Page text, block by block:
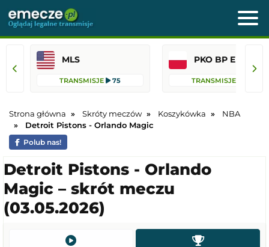
MLS
TRANSMISJE 75 TRANSMISJE
Strona główna Skróty meczów Koszykówka
NBA
Detroit Pistons - Orlando Magic
Polub nas!
Detroit Pistons - Orlando
Magic – skrót meczu
(03.05.2026)